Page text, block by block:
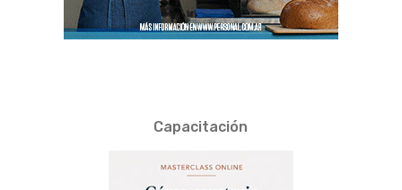
Capacitación